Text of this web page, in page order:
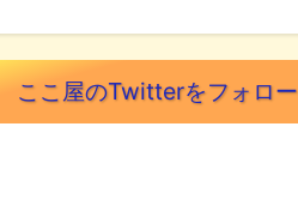
ここ屋のTwitterをフォロー